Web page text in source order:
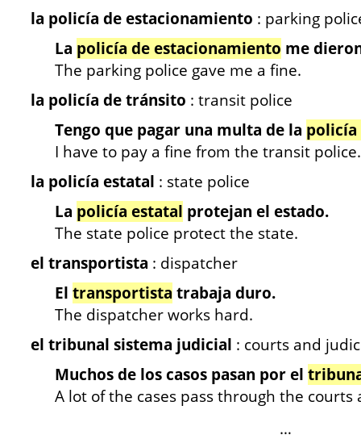
la policía de estacionamiento : parking
La policía de estacionamiento me
The parking police gave me a fine.
la policía de tránsito : transit police
Tengo que pagar una multa de la
I have to pay a fine from the transit police.
la policía estatal : state police
La policía estatal protejan el estado.
The state police protect the state.
el transportista : dispatcher
El transportista trabaja duro.
The dispatcher works hard.
el tribunal sistema judicial : courts and
Muchos de los casos pasan por el
A lot of the cases pass through the
…